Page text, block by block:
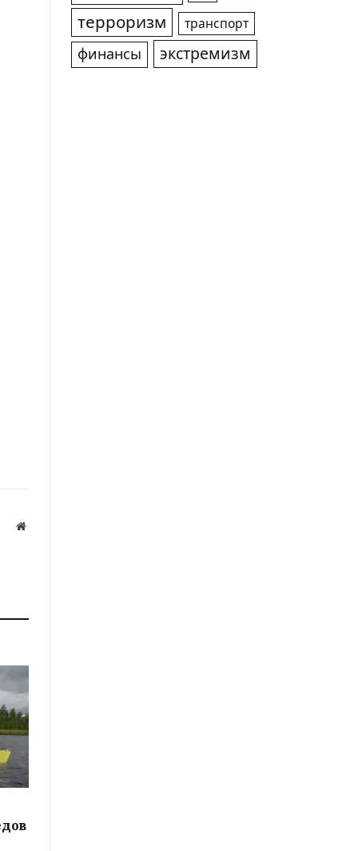
Website
терроризм транспорт
финансы экстремизм